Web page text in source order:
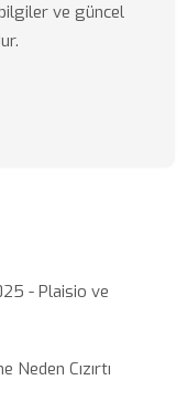
ve güncel
- Plaisio ve
Cızırtı